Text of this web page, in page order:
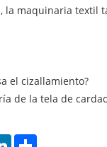
la maquinaria textil
el cizallamiento?
de la tela de
LinkedInShare